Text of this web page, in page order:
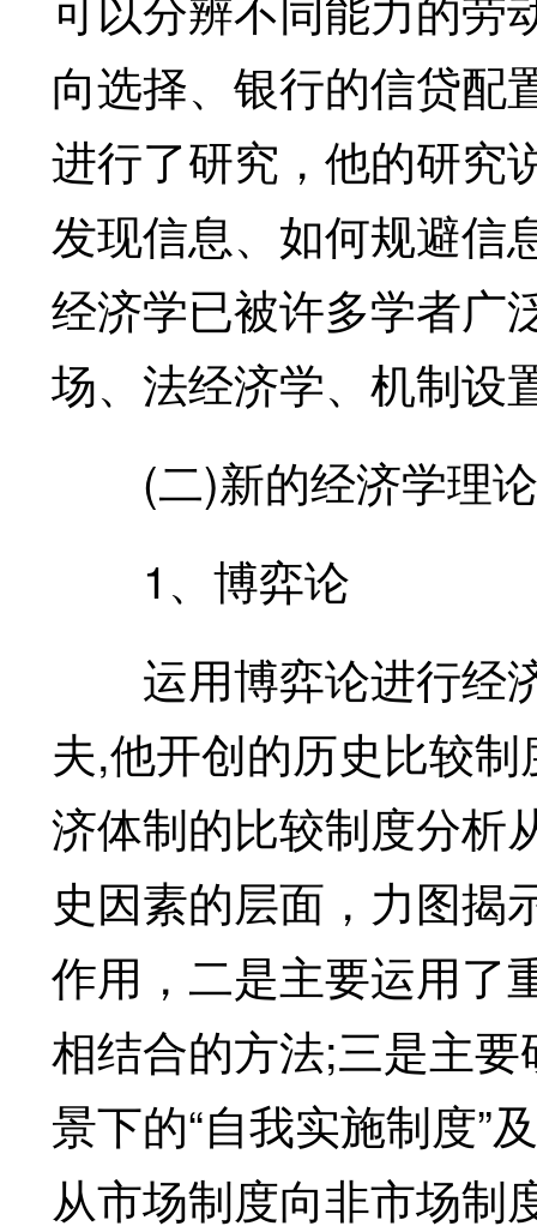
向选择、银行的信贷配
进行了研究，他的研究
发现信息、如何规避信
经济学已被许多学者广
场、法经济学、机制设
(二)新的经济学理论
1、博弈论
运用博弈论进行经济
夫,他开创的历史比较
济体制的比较制度分析
史因素的层面，力图揭
作用，二是主要运用了
相结合的方法;三是主
景下的“自我实施制度”
从市场制度向非市场制